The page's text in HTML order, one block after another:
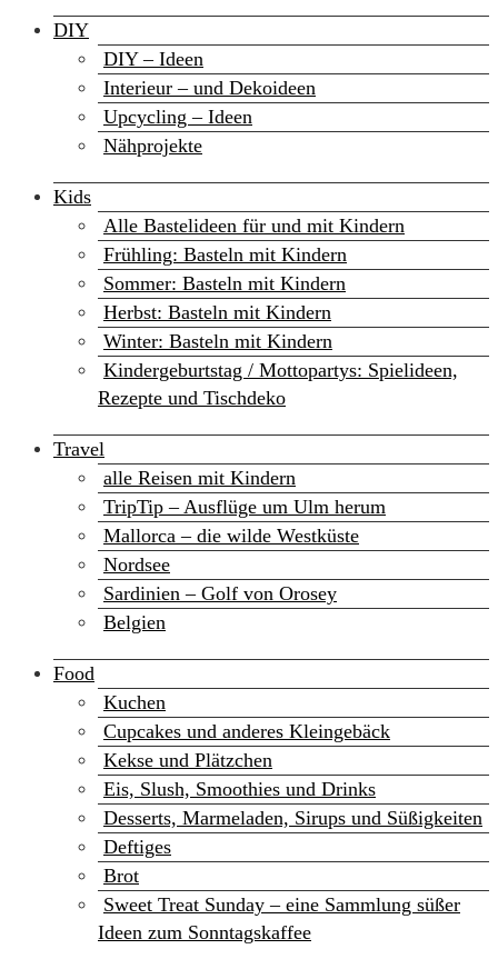
DIY
DIY – Ideen
Interieur – und Dekoideen
Upcycling – Ideen
Nähprojekte
Kids
Alle Bastelideen für und mit Kindern
Frühling: Basteln mit Kindern
Sommer: Basteln mit Kindern
Herbst: Basteln mit Kindern
Winter: Basteln mit Kindern
Kindergeburtstag / Mottopartys: Spielideen,
Rezepte und Tischdeko
Travel
alle Reisen mit Kindern
TripTip – Ausflüge um Ulm herum
Mallorca – die wilde Westküste
Nordsee
Sardinien – Golf von Orosey
Belgien
Food
Kuchen
Cupcakes und anderes Kleingebäck
Kekse und Plätzchen
Eis, Slush, Smoothies und Drinks
Desserts, Marmeladen, Sirups und Süßigkeiten
Deftiges
Brot
Sweet Treat Sunday – eine Sammlung süßer
Ideen zum Sonntagskaffee